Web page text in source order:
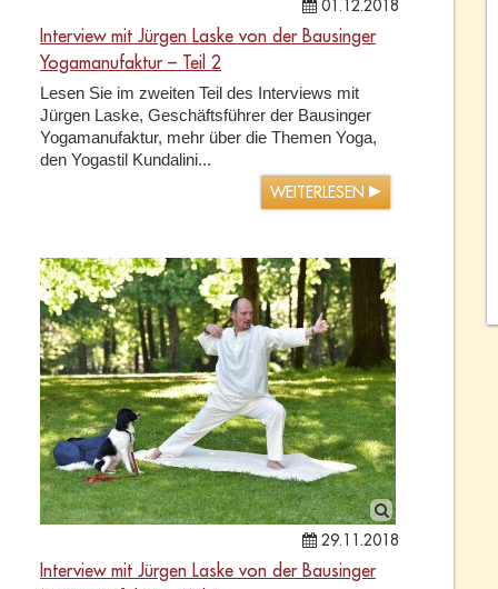
01.12.2018
Interview mit Jürgen Laske von der Bausinger
Yogamanufaktur – Teil 2
Lesen Sie im zweiten Teil des Interviews mit
Jürgen Laske, Geschäftsführer der Bausinger
Yogamanufaktur, mehr über die Themen Yoga,
den Yogastil Kundalini...
WEITERLESEN
29.11.2018
Interview mit Jürgen Laske von der Bausinger